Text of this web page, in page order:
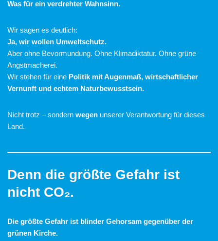
Was für ein verdrehter Wahnsinn.
Wir sagen es deutlich:
Ja, wir wollen Umweltschutz.
Aber ohne Bevormundung. Ohne Klimadiktatur. Ohne grüne
Angstmacherei.
Wir stehen für eine Politik mit Augenmaß, wirtschaftlicher
Vernunft und echtem Naturbewusstsein.
Nicht trotz – sondern wegen unserer Verantwortung für dieses
Land.
Denn die größte Gefahr ist
nicht CO₂.
Die größte Gefahr ist blinder Gehorsam gegenüber der
grünen Kirche.